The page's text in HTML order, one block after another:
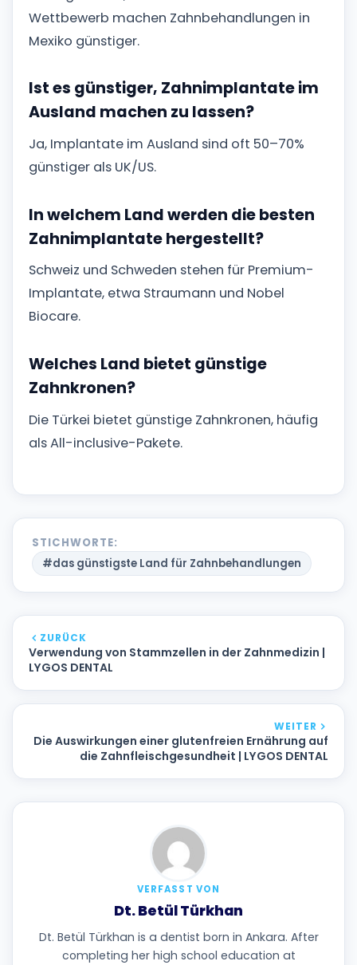
Wettbewerb machen Zahnbehandlungen in
Mexiko günstiger.
Ist es günstiger, Zahnimplantate im
Ausland machen zu lassen?
Ja, Implantate im Ausland sind oft 50–70%
günstiger als UK/US.
In welchem Land werden die besten
Zahnimplantate hergestellt?
Schweiz und Schweden stehen für Premium-
Implantate, etwa Straumann und Nobel
Biocare.
Welches Land bietet günstige
Zahnkronen?
Die Türkei bietet günstige Zahnkronen, häufig
als All-inclusive-Pakete.
STICHWORTE:
#das günstigste Land für Zahnbehandlungen
ZURÜCK
Verwendung von Stammzellen in der Zahnmedizin |
LYGOS DENTAL
WEITER
Die Auswirkungen einer glutenfreien Ernährung auf
die Zahnfleischgesundheit | LYGOS DENTAL
VERFASST VON
Dt. Betül Türkhan
Dt. Betül Türkhan is a dentist born in Ankara. After
completing her high school education at